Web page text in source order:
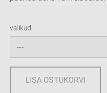
valikud
LISA OSTUKORVI